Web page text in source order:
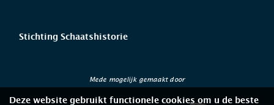
Stichting Schaatshistorie
Mede mogelijk gemaakt door
Deze website gebruikt functionele cookies om u de beste